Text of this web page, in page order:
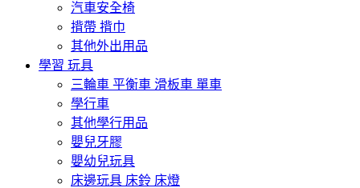
汽車安全椅
揹帶 揹巾
其他外出用品
學習 玩具
三輪車 平衡車 滑板車 單車
學行車
其他學行用品
嬰兒牙膠
嬰幼兒玩具
床邊玩具 床鈴 床燈